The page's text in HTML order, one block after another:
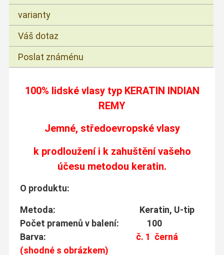
varianty
Váš dotaz
Poslat známénu
100% lidské vlasy typ KERATIN INDIAN
REMY
Jemné, středoevropské vlasy
k prodloužení i k zahuštění vašeho
účesu metodou keratin.
O produktu:
Metoda: Keratin, U-tip
Počet pramenů v balení: 100
Barva: č. 1 černá
(shodné s obrázkem)